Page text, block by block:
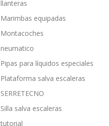
llanteras
Marimbas equipadas
Montacoches
neumatico
Pipas para líquidos especiales
Plataforma salva escaleras
SERRETECNO
Silla salva escaleras
tutorial